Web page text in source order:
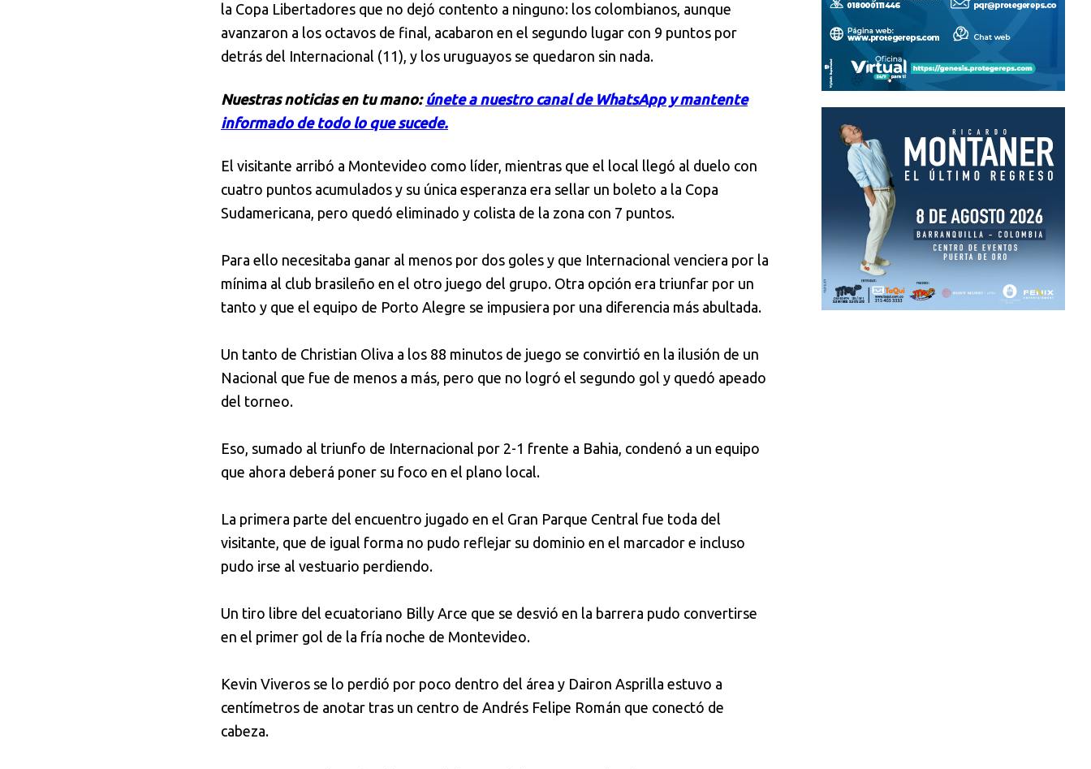
la Copa Libertadores que no dejó contento a ninguno: los colombianos, aunque
avanzaron a los octavos de final, acabaron en el segundo lugar con 9 puntos por
detrás del Internacional (11), y los uruguayos se quedaron sin nada.
Nuestras noticias en tu mano: únete a nuestro canal de WhatsApp y mantente
informado de todo lo que sucede.
El visitante arribó a Montevideo como líder, mientras que el local llegó al duelo con
cuatro puntos acumulados y su única esperanza era sellar un boleto a la Copa
Sudamericana, pero quedó eliminado y colista de la zona con 7 puntos.
Para ello necesitaba ganar al menos por dos goles y que Internacional venciera por la
mínima al club brasileño en el otro juego del grupo. Otra opción era triunfar por un
tanto y que el equipo de Porto Alegre se impusiera por una diferencia más abultada.
Un tanto de Christian Oliva a los 88 minutos de juego se convirtió en la ilusión de un
Nacional que fue de menos a más, pero que no logró el segundo gol y quedó apeado
del torneo.
Eso, sumado al triunfo de Internacional por 2-1 frente a Bahia, condenó a un equipo
que ahora deberá poner su foco en el plano local.
La primera parte del encuentro jugado en el Gran Parque Central fue toda del
visitante, que de igual forma no pudo reflejar su dominio en el marcador e incluso
pudo irse al vestuario perdiendo.
Un tiro libre del ecuatoriano Billy Arce que se desvió en la barrera pudo convertirse
en el primer gol de la fría noche de Montevideo.
Kevin Viveros se lo perdió por poco dentro del área y Dairon Asprilla estuvo a
centímetros de anotar tras un centro de Andrés Felipe Román que conectó de
cabeza.